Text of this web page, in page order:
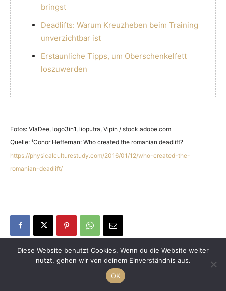
bringst
Deadlifts: Warum Kreuzheben beim Training
unverzichtbar ist
Erstaunliche Tipps, um Oberschenkelfett
loszuwerden
Fotos: VlaDee, logo3in1, lioputra, Vipin / stock.adobe.com
Quelle: ¹Conor Heffernan: Who created the romanian deadlift?
https://physicalculturestudy.com/2016/01/12/who-created-the-
romanian-deadlift/
AJOURE´ Redaktion
Wir legen wir größten Wert auf die Qualität und
Diese Website benutzt Cookies. Wenn du die Website weiter
nutzt, gehen wir von deinem Einverständnis aus.
OK